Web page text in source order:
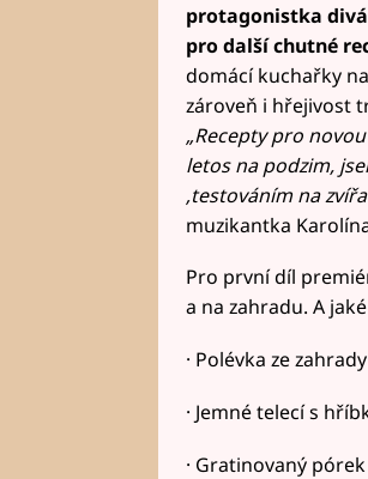
protagonistka
pro další chutné
domácí kuchařky
zároveň i hřejivost
„Recepty pro
letos na podzim,
‚testováním na
muzikantka
Pro první díl
a na zahradu. A
· Polévka ze
· Jemné telecí s
· Gratinovaný